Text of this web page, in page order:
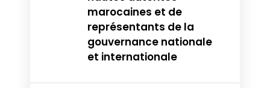
marocaines et de
représentants de la
gouvernance nationale
et internationale
Speakers
About